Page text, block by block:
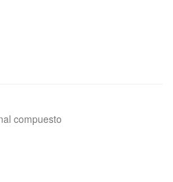
compuesto